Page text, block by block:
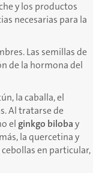
y los productos
necesarias para la
Las semillas de
de la hormona del
la caballa, el
Al tratarse de
el ginkgo biloba y
la quercetina y
en particular,